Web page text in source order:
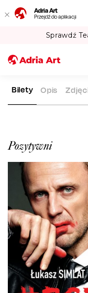
Adria Art
Przejdź do aplikacji
Sprawdź
ADRIA ART
Pozytywni
Bilety Opis